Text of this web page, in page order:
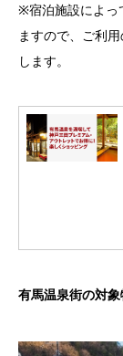
※宿泊施設によっ
ますので、ご利
します。
有馬温泉街の対